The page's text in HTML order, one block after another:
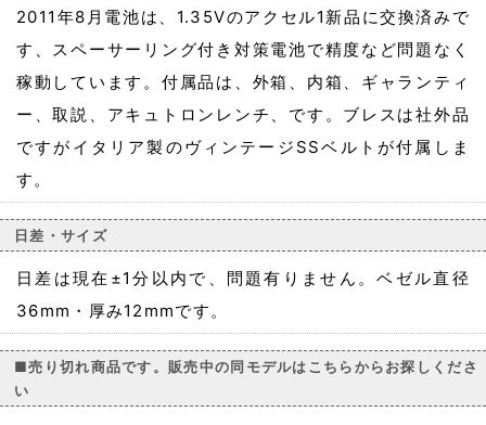
2011年8月電池は、1.35Vのアクセル1新品に交換済みで
す、スペーサーリング付き対策電池で精度など問題なく
稼動しています。付属品は、外箱、内箱、ギャランティ
ー、取説、アキュトロンレンチ、です。ブレスは社外品
ですがイタリア製のヴィンテージSSベルトが付属しま
す。
日差・サイズ
日差は現在±1分以内で、問題有りません。ベゼル直径
36mm・厚み12mmです。
■売り切れ商品です。販売中の同モデルはこちらからお探しくださ
い